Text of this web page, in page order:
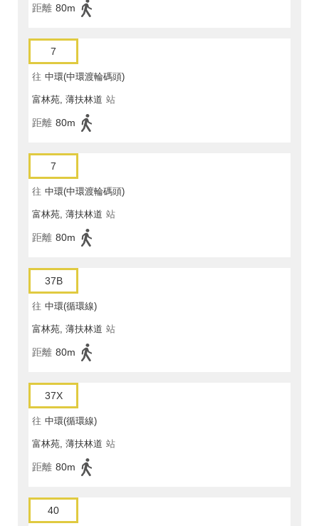
距離 80m
7
往 中環(中環渡輪碼頭)
富林苑, 薄扶林道 站
距離 80m
7
往 中環(中環渡輪碼頭)
富林苑, 薄扶林道 站
距離 80m
37B
往 中環(循環線)
富林苑, 薄扶林道 站
距離 80m
37X
往 中環(循環線)
富林苑, 薄扶林道 站
距離 80m
40